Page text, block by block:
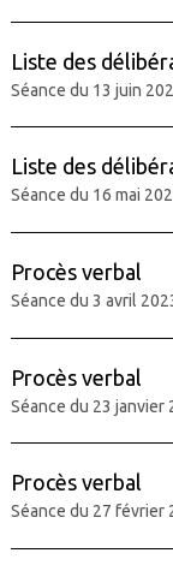
Liste des
Séance du 13 juin
Liste des
Séance du 16 mai
Procès verbal
Séance du 3 avril
Procès verbal
Séance du 23 janvier
Procès verbal
Séance du 27 février